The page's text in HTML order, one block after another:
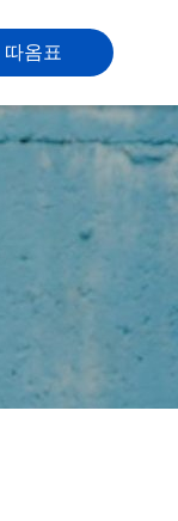
따옴표